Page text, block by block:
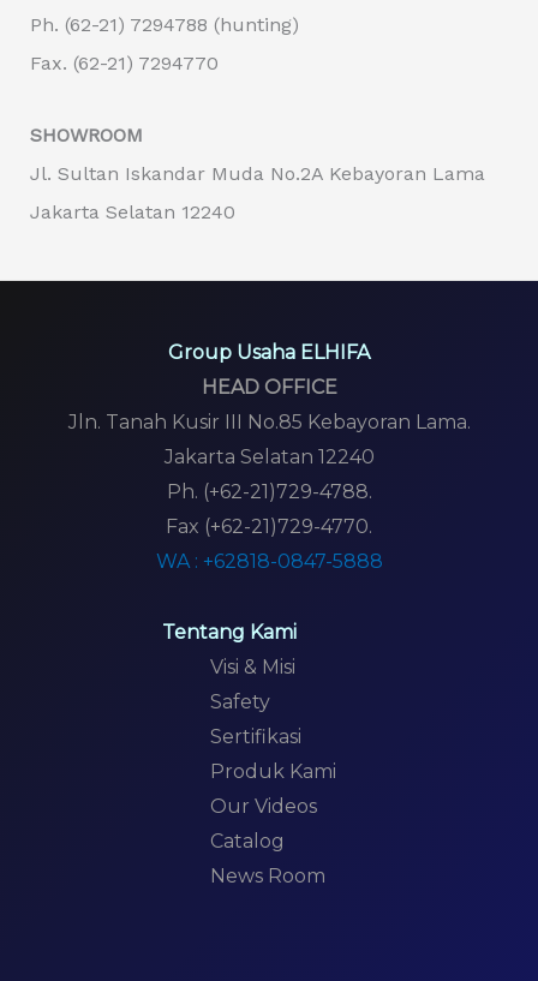
Ph. (62-21) 7294788 (hunting)
Fax. (62-21) 7294770
SHOWROOM
Jl. Sultan Iskandar Muda No.2A Kebayoran Lama
Jakarta Selatan 12240
Group Usaha ELHIFA
HEAD OFFICE
Jln. Tanah Kusir III No.85 Kebayoran Lama.
Jakarta Selatan 12240
Ph. (+62-21)729-4788.
Fax (+62-21)729-4770.
WA : +62818-0847-5888
Tentang Kami
Visi & Misi
Safety
Sertifikasi
Produk Kami
Our Videos
Catalog
News Room